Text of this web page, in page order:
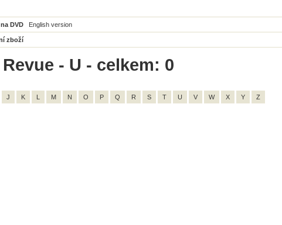
DVD English version
zboží
- U - celkem: 0
J K L M N O P Q R S T U V W X Y Z